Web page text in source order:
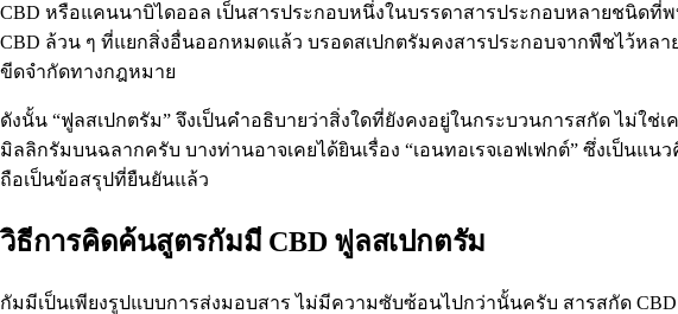
CBD หรือแคนนาบิไดออล เป็นสารประกอบหนึ่งในบรรดาสารประกอบหลายชนิด
CBD ล้วน ๆ ที่แยกสิ่งอื่นออกหมดแล้ว บรอดสเปกตรัมคงสารประกอบจากพืชไว้ห
ขีดจำกัดทางกฎหมาย
ดังนั้น “ฟูลสเปกตรัม” จึงเป็นคำอธิบายว่าสิ่งใดที่ยังคงอยู่ในกระบวนการสกัด ไ
มิลลิกรัมบนฉลากครับ บางท่านอาจเคยได้ยินเรื่อง “เอนทอเรจเอฟเฟกต์” ซึ่งเป็น
ถือเป็นข้อสรุปที่ยืนยันแล้ว
วิธีการคิดค้นสูตรกัมมี CBD ฟูลสเปกตรัม
กัมมีเป็นเพียงรูปแบบการส่งมอบสาร ไม่มีความซับซ้อนไปกว่านั้นครับ สารสกัด